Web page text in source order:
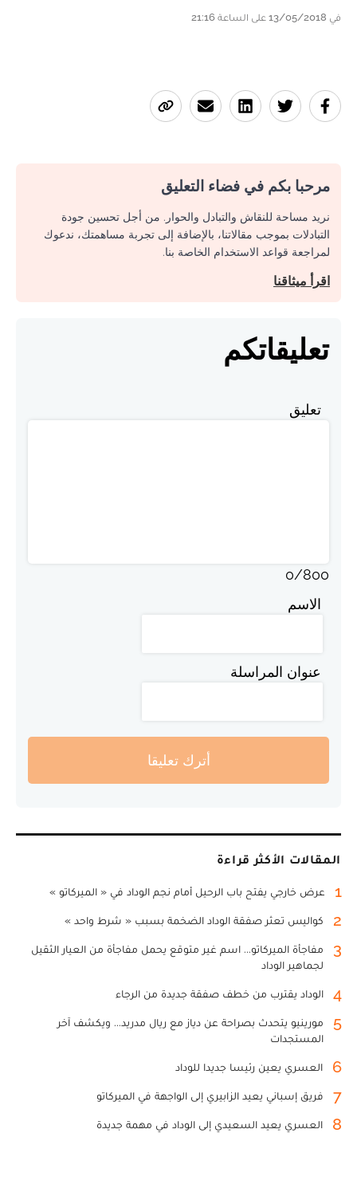
في 13/05/2018 على الساعة 21:16
مرحبا بكم في فضاء التعليق
نريد مساحة للنقاش والتبادل والحوار. من أجل تحسين جودة
التبادلات بموجب مقالاتنا، بالإضافة إلى تجربة مساهمتك، ندعوك
لمراجعة قواعد الاستخدام الخاصة بنا.
اقرأ ميثاقنا
تعليقاتكم
تعليق
0/800
الاسم
عنوان المراسلة
أترك تعليقا
المقالات الأكثر قراءة
1 عرض خارجي يفتح باب الرحيل أمام نجم الوداد في « الميركاتو »
2 كواليس تعثر صفقة الوداد الضخمة بسبب « شرط واحد »
3
مفاجأة الميركاتو... اسم غير متوقع يحمل مفاجأة من العيار الثقيل
لجماهير الوداد
4 الوداد يقترب من خطف صفقة جديدة من الرجاء
5
مورينيو يتحدث بصراحة عن دياز مع ريال مدريد... ويكشف آخر
المستجدات
6 العسري يعين رئيسا جديدا للوداد
7 فريق إسباني يعيد الزابيري إلى الواجهة في الميركاتو
8 العسري يعيد السعيدي إلى الوداد في مهمة جديدة